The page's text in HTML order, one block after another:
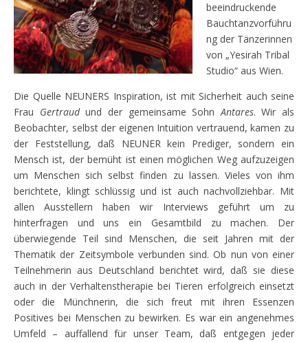
beeindruckende
Bauchtanzvorführu
ng der Tänzerinnen
von „Yesirah Tribal
Studio“ aus Wien.
Die Quelle NEUNERS Inspiration, ist mit Sicherheit auch seine
Frau Gertraudund der gemeinsame SohnAntares. Wir als
Beobachter, selbst der eigenen Intuition vertrauend, kamen zu
der Feststellung, daß NEUNER kein Prediger, sondern ein
Mensch ist, der bemüht ist einen möglichen Weg aufzuzeigen
um Menschen sich selbst finden zu lassen. Vieles von ihm
berichtete, klingt schlüssig und ist auch nachvollziehbar. Mit
allen Ausstellern haben wir Interviews geführt um zu
hinterfragen und uns ein Gesamtbild zu machen. Der
überwiegende Teil sind Menschen, die seit Jahren mit der
Thematik der Zeitsymbole verbunden sind. Ob nun von einer
Teilnehmerin aus Deutschland berichtet wird, daß sie diese
auch in der Verhaltenstherapie bei Tieren erfolgreich einsetzt
oder die Münchnerin, die sich freut mit ihren Essenzen
Positives bei Menschen zu bewirken. Es war ein angenehmes
Umfeld – auffallend für unser Team, daß entgegen jeder